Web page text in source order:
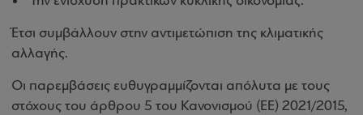
Έτσι συμβάλλουν στην αντιμετώπιση της κλιματικής
αλλαγής.
Οι παρεμβάσεις ευθυγραμμίζονται απόλυτα με τους
στόχους του άρθρου 5 του Κανονισμού (ΕΕ) 2021/2015,